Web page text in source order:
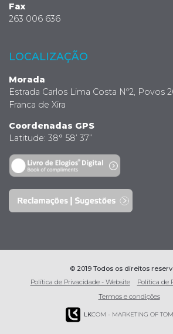
Fax
263 006 636
LOCALIZAÇÃO
Morada
Estrada Carlos Lima Costa Nº2, Povos
Franca de Xira
Coordenadas GPS
Latitude: 38° 58’ 37’’
© 2019 Todos os direitos
Política de Privacidade - Website
Política de
Termos e condições
LKCOM - MARKETING OF